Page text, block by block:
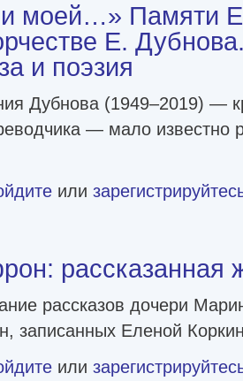
моей…» Памяти
Е.
и поэзия
Дубнова (1949–2019) —
— мало известно
жизни моей…» Памяти Евгения Дубнова.
или
рассказанная
рассказов дочери
записанных Еленой
Эфрон: рассказанная жизнь
или